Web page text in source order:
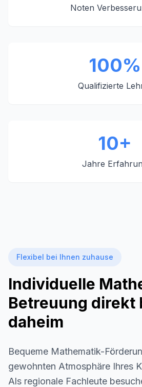
Noten
100%
Qualifizierte
10+
Jahre
Flexibel bei Ihnen zuhause
Individuelle
Betreuung direkt
daheim
Bequeme Mathematik-
gewohnten Atmosphäre Ihres
Als regionale Fachleute